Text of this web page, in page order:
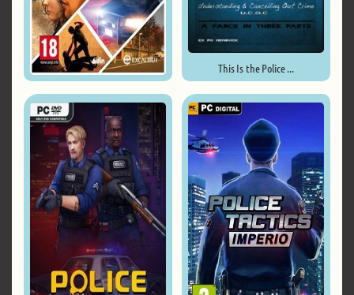
This Is the Police ...